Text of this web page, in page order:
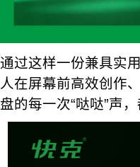
通过这样一份兼具实
人在屏幕前高效创作
盘的每一次“哒哒”声